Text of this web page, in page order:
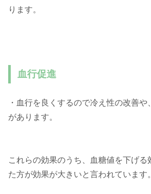
ります。
血行促進
・血行を良くするので冷え性の改善
があります。
これらの効果のうち、血糖値を下げる
た方が効果が大きいと言われています。